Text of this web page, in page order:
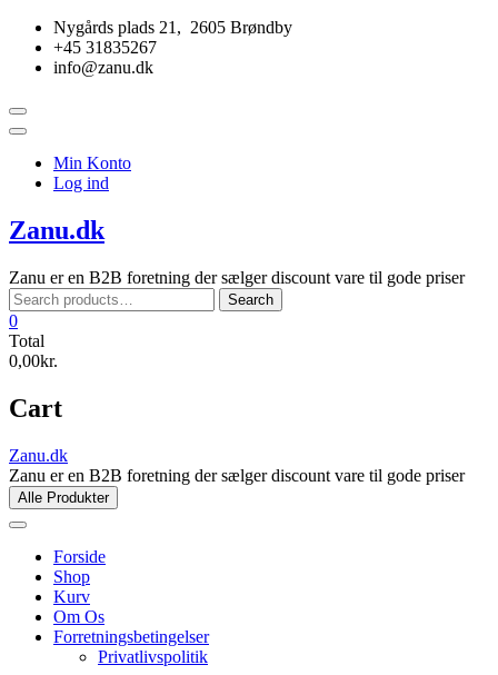
Skip
content
Nygårds plads 21, 2605 Brøndby
+45 31835267
info@zanu.dk
Topbar
Menu
Min Konto
Log ind
Zanu.dk
Zanu er en B2B foretning der sælger discount vare til gode priser
Search
for:
Search
0
Total
0,00kr.
Cart
Zanu.dk
Zanu er en B2B foretning der sælger discount vare til gode priser
Alle Produkter
Forside
Shop
Kurv
Om Os
Forretningsbetingelser
Privatlivspolitik